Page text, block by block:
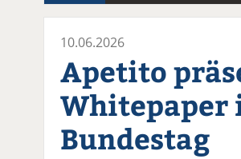
10.06.2026
Apetito
Whitepaper
Bundestag